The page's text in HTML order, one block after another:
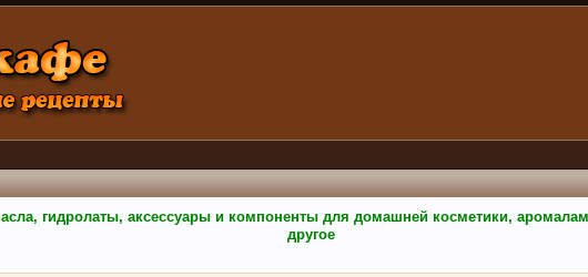
гидролаты, аксессуары и компоненты для домашней косметики,
другое